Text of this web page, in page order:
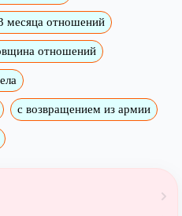
месяца отношений
отношений
с возвращением из армии